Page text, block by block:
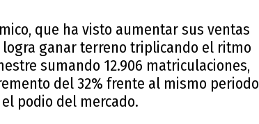
que ha visto aumentar sus ventas
logra ganar terreno triplicando el ritmo
sumando 12.906 matriculaciones,
del 32% frente al mismo periodo
podio del mercado.